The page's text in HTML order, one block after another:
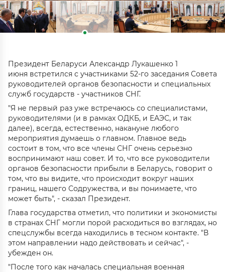
Президент Беларуси Александр Лукашенко 1
июня встретился с участниками 52-го заседания Совета
руководителей органов безопасности и специальных
служб государств - участников СНГ.
"Я не первый раз уже встречаюсь со специалистами,
руководителями (и в рамках ОДКБ, и ЕАЭС, и так
далее), всегда, естественно, накануне любого
мероприятия думаешь о главном. Главное ведь
состоит в том, что все члены СНГ очень серьезно
воспринимают наш совет. И то, что все руководители
органов безопасности прибыли в Беларусь, говорит о
том, что вы видите, что происходит вокруг наших
границ, нашего Содружества, и вы понимаете, что
может быть", - сказал Президент.
Глава государства отметил, что политики и экономисты
в странах СНГ могли порой расходиться во взглядах, но
спецслужбы всегда находились в тесном контакте. "В
этом направлении надо действовать и сейчас", -
убежден он.
"После того как началась специальная военная